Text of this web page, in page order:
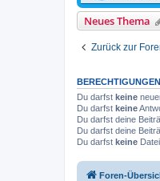
Neues Thema
Zurück zur
Du darfst keine
Du darfst keine
Du darfst deine
Du darfst deine
Du darfst keine
Foren-